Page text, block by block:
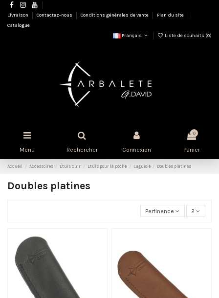
Livraison Contactez-nous Conditions générales de vente
Plan du site
Catalogue
Français
Liste de souhaits (0)
Menu Rechercher Connexion
0
Panier
Accueil Accessoires Étuis cuir Etuis pour la poche Laguiole Doubles platines
Doubles platines
Pertinence 2